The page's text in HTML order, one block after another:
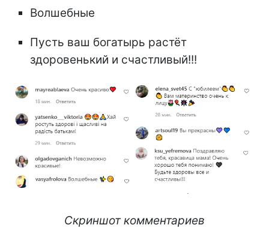
Волшебные
Пусть ваш богатырь растёт
здоровенький и счастливый!!!
Скриншот комментариев